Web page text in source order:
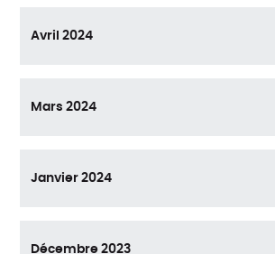
Avril 2024
Mars 2024
Janvier 2024
Décembre 2023